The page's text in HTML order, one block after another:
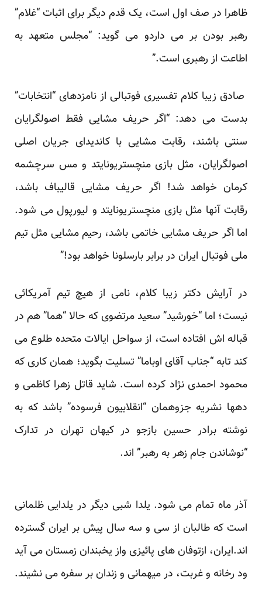
ظاهرا در صف اول است، یک قدم دیگر برای اثبات “غلام”
رهبر بودن بر می داردو می گوید: “مجلس متعهد به
اطاعت از رهبری است.”
صادق زیبا کلام تفسیری فوتبالی از نامزدهای “انتخابات”
بدست می دهد: “اگر حریف مشایی فقط اصولگرایان
سنتی باشند، رقابت مشایی با کاندیدای جریان اصلی
اصولگرایان، مثل بازی منچستریونایتد و مس سرچشمه
کرمان خواهد شد! اگر حریف مشایی قالیباف باشد،
رقابت آنها مثل بازی منچستریونایتد و لیورپول می شود.
اما اگر حریف مشایی خاتمی باشد، رحیم مشایی مثل تیم
ملی فوتبال ایران در برابر بارسلونا خواهد بود!”
در آرایش دکتر زیبا کلام، نامی از هیچ تیم آمریکائی
نیست؛ اما “خورشید” سعید مرتضوی که حالا “هما” هم در
قباله اش افتاده است، از سواحل ایالات متحده طلوع می
کند تابه “جناب آقای اوباما” تسلیت بگوید؛ همان کاری که
محمود احمدی نژاد کرده است. شاید قاتل زهرا کاظمی و
دهها نشریه جزوهمان “انقلابیون فرسوده” باشد که به
نوشته برادر حسین بازجو در کیهان تهران در تدارک
“نوشاندن جام زهر به رهبر” اند.
آذر ماه تمام می شود. یلدا شبی دیگر در یلدایی ظلمانی
است که طالبان از سی و سه سال پیش بر ایران گسترده
اند.ایران، ازتوفان های پائیزی واز یخبندان زمستان می آید
ود رخانه و غربت، در میهمانی و زندان بر سفره می نشیند.